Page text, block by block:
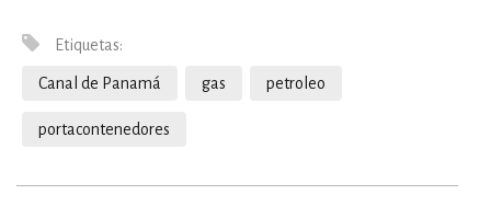
Etiquetas:
Canal de Panamá gas petroleo
portacontenedores